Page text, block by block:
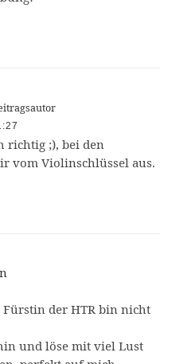
richtig ;), bei den
vom Violinschlüssel aus.
Fürstin der HTR bin nicht
und löse mit viel Lust